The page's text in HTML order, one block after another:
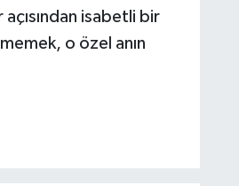
isabetli bir
o özel anın